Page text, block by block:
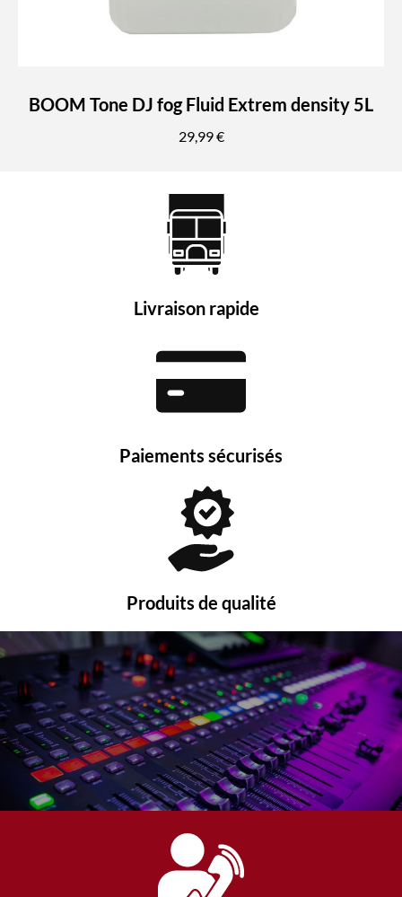
BOOM Tone DJ fog Fluid Extrem density 5L
29,99 €
Livraison rapide
Paiements sécurisés
Produits de qualité